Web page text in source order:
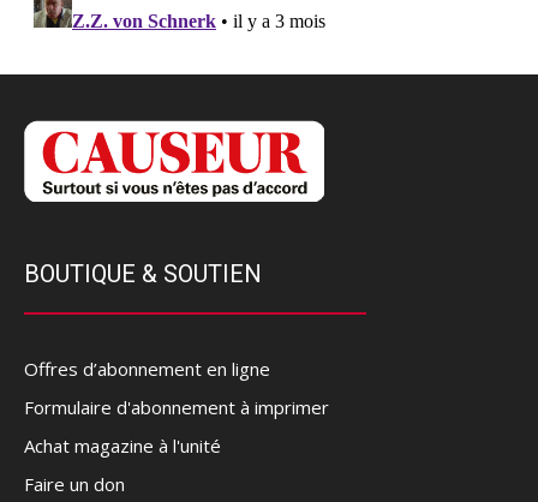
BOUTIQUE & SOUTIEN
Offres d’abonnement en ligne
Formulaire d'abonnement à imprimer
Achat magazine à l'unité
Faire un don